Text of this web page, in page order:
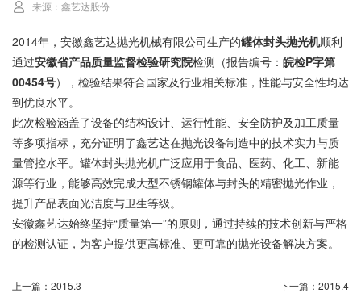
来源：鑫艺达股份
2014年，安徽鑫艺达抛光机械有限公司生产的罐体封头抛光机顺利
通过安徽省产品质量监督检验研究院检测（报告编号： 皖检P字第
00454号），检验结果符合国家及行业相关标准，性能与安全性均达
到优良水平。
此次检验涵盖了设备的结构设计、运行性能、安全防护及加工质量
等多项指标，充分证明了鑫艺达在抛光设备制造中的技术实力与质
量管控水平。罐体封头抛光机广泛应用于食品、医药、化工、新能
源等行业，能够高效完成大型不锈钢罐体与封头的精密抛光作业，
提升产品表面光洁度与卫生等级。
安徽鑫艺达始终坚持“质量第一”的原则，通过持续的技术创新与严格
的检测认证，为客户提供更高标准、更可靠的抛光设备解决方案。
上一篇：2015.3 下一篇：2015.4